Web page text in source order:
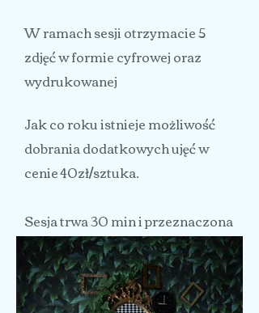
W ramach sesji otrzymacie 5
zdjęć w formie cyfrowej oraz
wydrukowanej
Jak co roku istnieje możliwość
dobrania dodatkowych ujęć w
cenie 40zł/sztuka.
Sesja trwa 30 min i przeznaczona
jest dla rodziców z dziećmi lub
dla samych dzieci.